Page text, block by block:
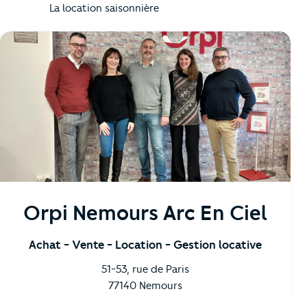
La location saisonnière
https://cutjhqvjma.cloudimg.io/_prod_/orpibackend/
Orpi Nemours Arc En Ciel
Achat - Vente - Location - Gestion locative
51-53, rue de Paris
77140 Nemours